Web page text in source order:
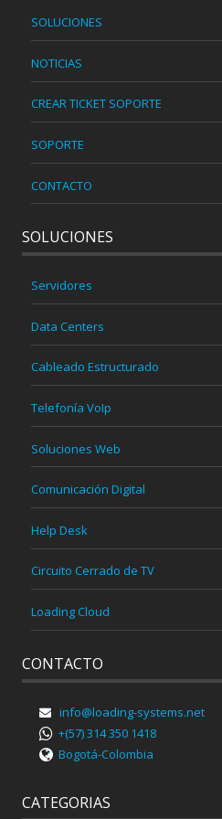
SOLUCIONES
NOTICIAS
CREAR TICKET SOPORTE
SOPORTE
CONTACTO
SOLUCIONES
Servidores
Data Centers
Cableado Estructurado
Telefonía VoIp
Soluciones Web
Comunicación Digital
Help Desk
Circuito Cerrado de TV
Loading Cloud
CONTACTO
info@loading-systems.net
+(57) 314 350 1418
Bogotá-Colombia
CATEGORIAS